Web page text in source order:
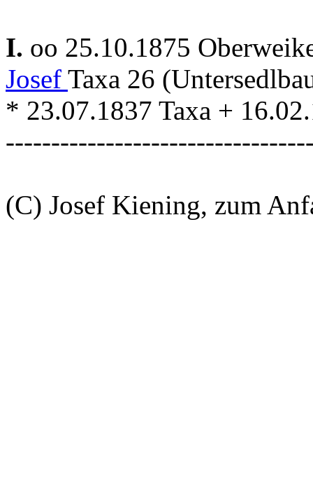
I. oo 25.10.1875
Josef Taxa 26
* 23.07.1837 Taxa +
(C) Josef Kiening, zum